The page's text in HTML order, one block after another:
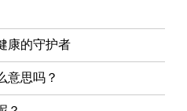
康的守护者
意思吗？